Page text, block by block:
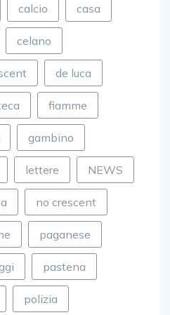
calcio casa
celano
de luca
fiamme
gambino
lettere NEWS
no crescent
paganese
pastena
polizia